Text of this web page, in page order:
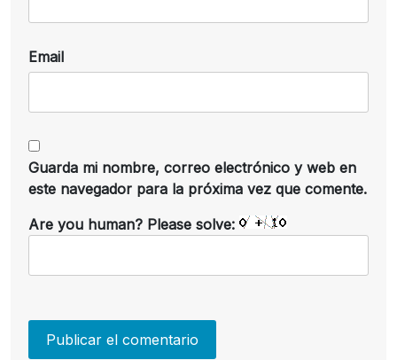
Email
Guarda mi nombre, correo electrónico y web en
este navegador para la próxima vez que comente.
Are you human? Please solve: